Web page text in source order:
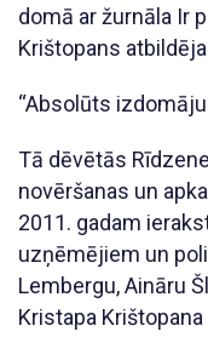
domā ar žurnāla Ir
Krištopans
“Absolūts
Tā dēvētās
novēršanas un
2011. gadam
uzņēmējiem un
Lembergu, Aināru
Kristapa